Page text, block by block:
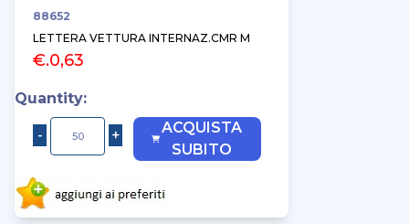
88652
LETTERA VETTURA INTERNAZ.CMR M
€.0,63
Quantity:
ACQUISTA
SUBITO